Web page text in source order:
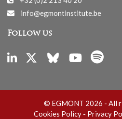
info@egmontinstitute.be
Follow us
© EGMONT 2026 - All
Cookies Policy - Privacy